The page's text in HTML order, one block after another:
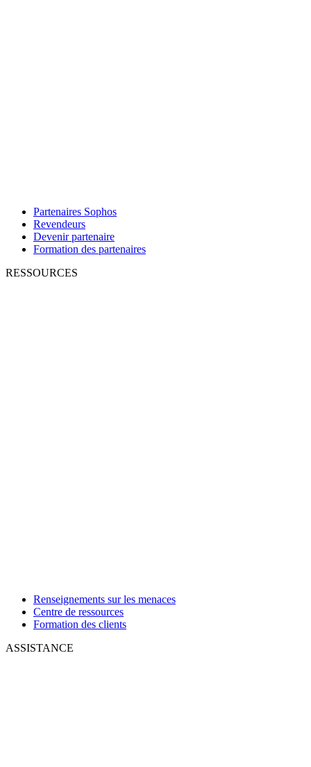
Partenaires Sophos
Revendeurs
Devenir partenaire
Formation des partenaires
RESSOURCES
Renseignements sur les menaces
Centre de ressources
Formation des clients
ASSISTANCE